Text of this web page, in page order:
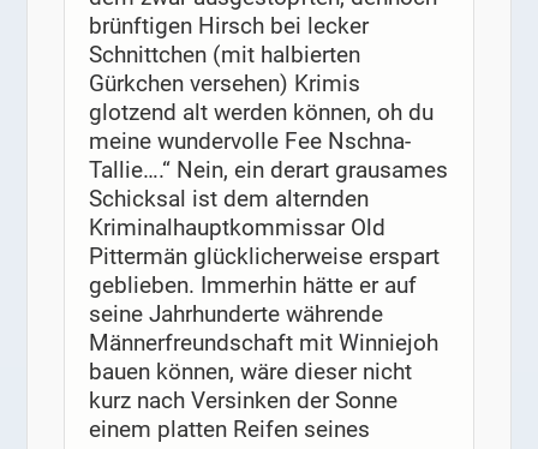
brünftigen Hirsch bei lecker
Schnittchen (mit halbierten
Gürkchen versehen) Krimis
glotzend alt werden können, oh du
meine wundervolle Fee Nschna-
Tallie….“ Nein, ein derart grausames
Schicksal ist dem alternden
Kriminalhauptkommissar Old
Pittermän glücklicherweise erspart
geblieben. Immerhin hätte er auf
seine Jahrhunderte währende
Männerfreundschaft mit Winniejoh
bauen können, wäre dieser nicht
kurz nach Versinken der Sonne
einem platten Reifen seines